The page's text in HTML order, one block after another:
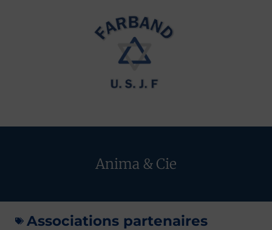
Anima & Cie
Associations partenaires